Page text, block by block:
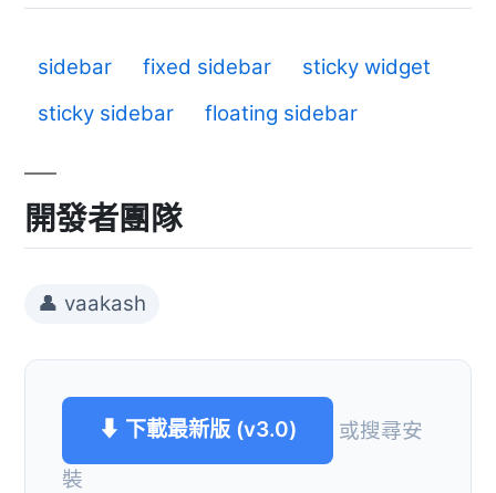
sidebar fixed sidebar
sticky widget
sticky sidebar
floating sidebar
開發者團隊
👤 vaakash
⬇ 下載最新版 (v3.0)
或搜尋安
裝